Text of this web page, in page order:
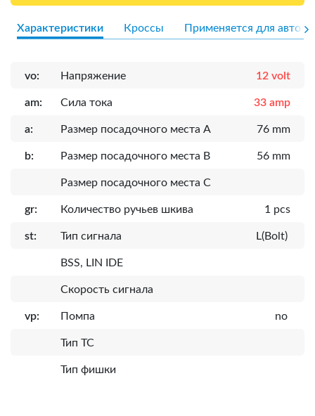
Характеристики Кроссы Применяется для авто
vo: Напряжение 12 volt
am: Сила тока 33 amp
a: Размер посадочного места A 76 mm
b: Размер посадочного места B 56 mm
Размер посадочного места C
gr: Количество ручьев шкива 1 pcs
st: Тип сигнала L(Bolt)
BSS, LIN IDE
Скорость сигнала
vp: Помпа no
Тип ТС
Тип фишки